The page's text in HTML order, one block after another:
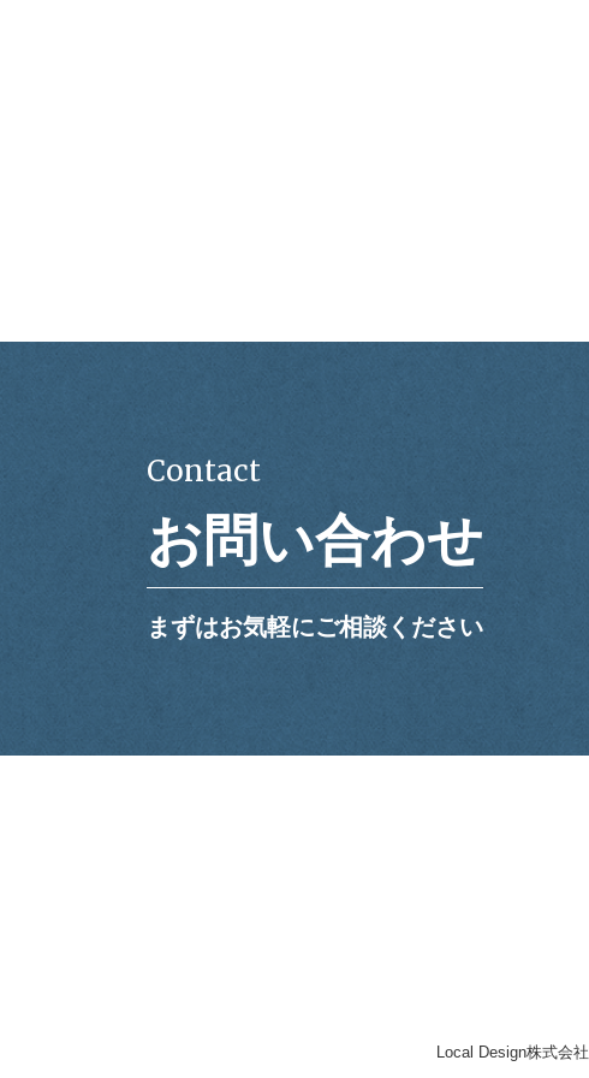
Contact
お問い合わせ
まずはお気軽にご相談ください
Local Design株式会社